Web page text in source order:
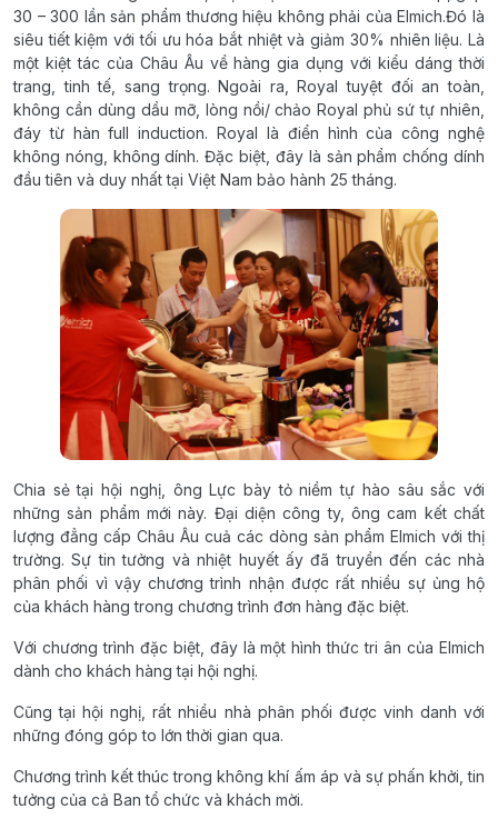
30 – 300 lần sản phẩm thương hiệu không phải của Elmich.Đó là
siêu tiết kiệm với tối ưu hóa bắt nhiệt và giảm 30% nhiên liệu. Là
một kiệt tác của Châu Âu về hàng gia dụng với kiểu dáng thời
trang, tinh tế, sang trọng. Ngoài ra, Royal tuyệt đối an toàn,
không cần dùng dầu mỡ, lòng nồi/ chảo Royal phủ sứ tự nhiên,
đáy từ hàn full induction. Royal là điển hình của công nghệ
không nóng, không dính. Đặc biệt, đây là sản phẩm chống dính
đầu tiên và duy nhất tại Việt Nam bảo hành 25 tháng.
Chia sẻ tại hội nghị, ông Lực bày tỏ niềm tự hào sâu sắc với
những sản phẩm mới này. Đại diện công ty, ông cam kết chất
lượng đẳng cấp Châu Âu cuả các dòng sản phẩm Elmich với thị
trường. Sự tin tưởng và nhiệt huyết ấy đã truyền đến các nhà
phân phối vì vậy chương trình nhận được rất nhiều sự ủng hộ
của khách hàng trong chương trình đơn hàng đặc biệt.
Với chương trình đặc biệt, đây là một hình thức tri ân của Elmich
dành cho khách hàng tại hội nghị.
Cũng tại hội nghị, rất nhiều nhà phân phối được vinh danh với
những đóng góp to lớn thời gian qua.
Chương trình kết thúc trong không khí ấm áp và sự phấn khởi, tin
tưởng của cả Ban tổ chức và khách mời.